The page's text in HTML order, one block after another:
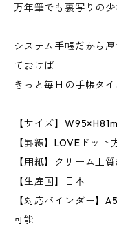
万年筆でも裏写りの少
システム手帳だから
ておけば
きっと毎日の手帳タ
【サイズ】
【罫線】LOVEドット
【用紙】クリーム上
【生産国】日本
【対応バインダー】
可能